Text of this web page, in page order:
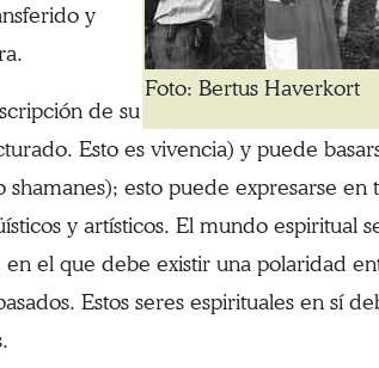
Foto: Bertus Haverkort
y
de su
Esto es vivencia) y puede
esto puede expresarse en
y artísticos. El mundo espiritual
el que debe existir una polaridad
Estos seres espirituales en sí